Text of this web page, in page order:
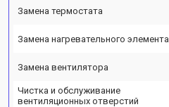
Замена термостата
Замена нагревательного элемента
Замена вентилятора
Чистка и обслуживание
вентиляционных отверстий